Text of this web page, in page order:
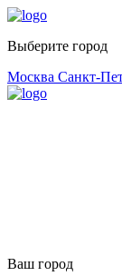
Выберите город
Москва Санкт-
Ваш город